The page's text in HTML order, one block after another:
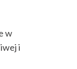
w
i